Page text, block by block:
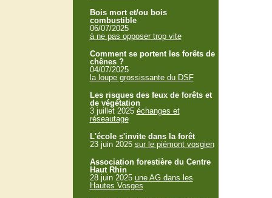
Bois mort et/ou bois
combustible
06/07/2025
à ne pas opposer trop vite
Comment se portent les forêts de
chênes ?
04/07/2025
la loupe grossissante du DSF
Les risques des feux de forêts et
de végétation
3 juillet 2025 échanges et
réseautage
L'école s'invite dans la forêt
23 juin 2025 sur le piémont vosgien
Association forestière du Centre
Haut Rhin
28 juin 2025 une AG dans les
Hautes Vosges